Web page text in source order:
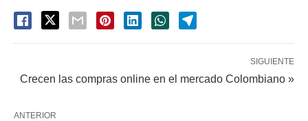
SIGUIENTE
Crecen las compras online en el mercado Colombiano »
ANTERIOR